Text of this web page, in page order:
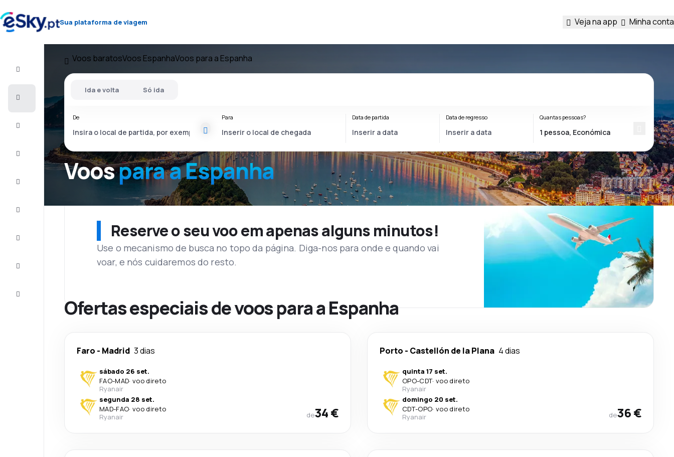
Sua plataforma de viagem Veja na app Minha conta
Voos baratosVoos EspanhaVoos para a Espanha
Voospara a Espanha
Ida e volta Só ida
De Para Data de partida Data de regresso Quantas pessoas?
Reserve o seu voo em apenas alguns minutos!
Use o mecanismo de busca no topo da página. Diga-nos para onde e quando vai
voar, e nós cuidaremos do resto.
Ofertas especiais de voos para a Espanha
Faro - Madrid 3 dias
sábado 26 set.
FAO-MAD· voo direto
Ryanair
segunda 28 set.
MAD-FAO· voo direto
Ryanair
de34 €
Porto - Castellón de la Plana 4 dias
quinta 17 set.
OPO-CDT· voo direto
Ryanair
domingo 20 set.
CDT-OPO· voo direto
Ryanair
de36 €